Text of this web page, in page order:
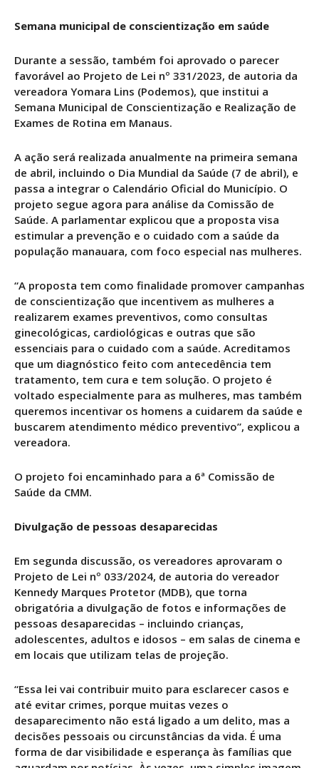
Semana municipal de conscientização em saúde
Durante a sessão, também foi aprovado o parecer
favorável ao Projeto de Lei nº 331/2023, de autoria da
vereadora Yomara Lins (Podemos), que institui a
Semana Municipal de Conscientização e Realização de
Exames de Rotina em Manaus.
A ação será realizada anualmente na primeira semana
de abril, incluindo o Dia Mundial da Saúde (7 de abril), e
passa a integrar o Calendário Oficial do Município. O
projeto segue agora para análise da Comissão de
Saúde. A parlamentar explicou que a proposta visa
estimular a prevenção e o cuidado com a saúde da
população manauara, com foco especial nas mulheres.
“A proposta tem como finalidade promover campanhas
de conscientização que incentivem as mulheres a
realizarem exames preventivos, como consultas
ginecológicas, cardiológicas e outras que são
essenciais para o cuidado com a saúde. Acreditamos
que um diagnóstico feito com antecedência tem
tratamento, tem cura e tem solução. O projeto é
voltado especialmente para as mulheres, mas também
queremos incentivar os homens a cuidarem da saúde e
buscarem atendimento médico preventivo”, explicou a
vereadora.
O projeto foi encaminhado para a 6ª Comissão de
Saúde da CMM.
Divulgação de pessoas desaparecidas
Em segunda discussão, os vereadores aprovaram o
Projeto de Lei nº 033/2024, de autoria do vereador
Kennedy Marques Protetor (MDB), que torna
obrigatória a divulgação de fotos e informações de
pessoas desaparecidas – incluindo crianças,
adolescentes, adultos e idosos – em salas de cinema e
em locais que utilizam telas de projeção.
“Essa lei vai contribuir muito para esclarecer casos e
até evitar crimes, porque muitas vezes o
desaparecimento não está ligado a um delito, mas a
decisões pessoais ou circunstâncias da vida. É uma
forma de dar visibilidade e esperança às famílias que